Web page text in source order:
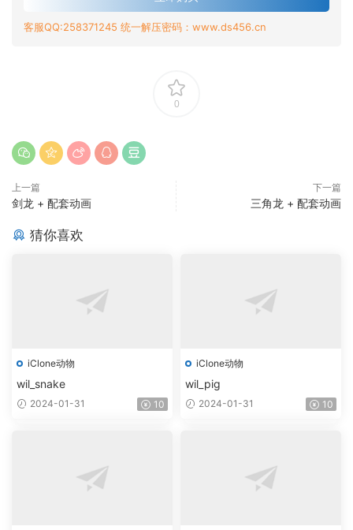
客服QQ:258371245 统一解压密码：www.ds456.cn
0
上一篇
剑龙 + 配套动画
下一篇
三角龙 + 配套动画
猜你喜欢
iClone动物
wil_snake
2024-01-31 10
iClone动物
wil_pig
2024-01-31 10